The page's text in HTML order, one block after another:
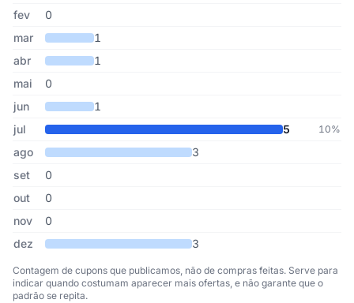
fev
0
mar
1
abr
1
mai
0
jun
1
jul
5 10%
ago
3
set
0
out
0
nov
0
dez
3
Contagem de cupons que publicamos, não de compras feitas. Serve para
indicar quando costumam aparecer mais ofertas, e não garante que o
padrão se repita.